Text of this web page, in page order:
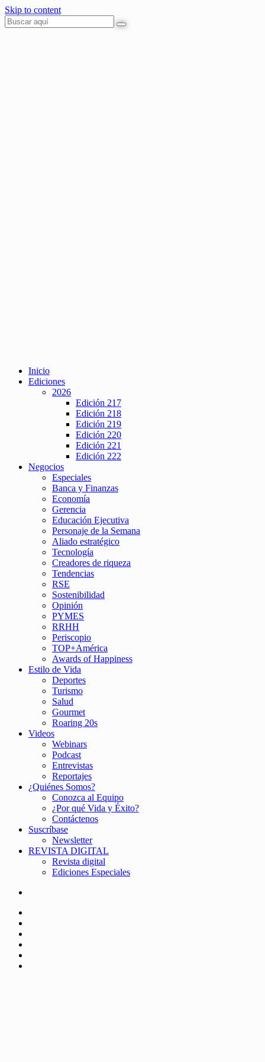
Skip to content
Inicio
Ediciones
2026
Edición 217
Edición 218
Edición 219
Edición 220
Edición 221
Edición 222
Negocios
Especiales
Banca y Finanzas
Economía
Gerencia
Educación Ejecutiva
Personaje de la Semana
Aliado estratégico
Tecnología
Creadores de riqueza
Tendencias
RSE
Sostenibilidad
Opinión
PYMES
RRHH
Periscopio
TOP+América
Awards of Happiness
Estilo de Vida
Deportes
Turismo
Salud
Gourmet
Roaring 20s
Videos
Webinars
Podcast
Entrevistas
Reportajes
¿Quiénes Somos?
Conozca al Equipo
¿Por qué Vida y Éxito?
Contáctenos
Suscríbase
Newsletter
REVISTA DIGITAL
Revista digital
Ediciones Especiales